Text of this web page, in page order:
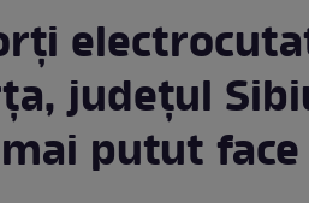
județul
putut